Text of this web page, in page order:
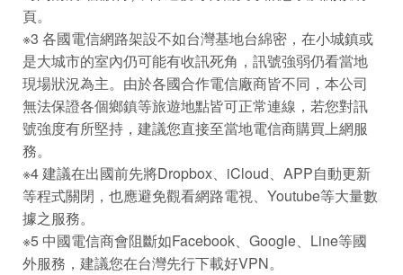
頁。
※3 各國電信網路架設不如台灣基地台綿密，在小城鎮或
是大城市的室內仍可能有收訊死角，訊號強弱仍看當地
現場狀況為主。由於各國合作電信廠商皆不同，本公司
無法保證各個鄉鎮等旅遊地點皆可正常連線，若您對訊
號強度有所堅持，建議您直接至當地電信商購買上網服
務。
※4 建議在出國前先將Dropbox、iCloud、APP自動更新
等程式關閉，也應避免觀看網路電視、Youtube等大量數
據之服務。
※5 中國電信商會阻斷如Facebook、Google、Line等國
外服務，建議您在台灣先行下載好VPN。